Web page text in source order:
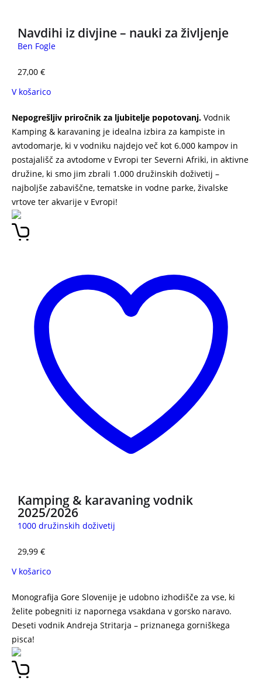
Navdihi iz divjine – nauki za življenje
Ben Fogle
27,00 €
V košarico
Nepogrešljiv priročnik za ljubitelje popotovanj. Vodnik
Kamping & karavaning je idealna izbira za kampiste in
avtodomarje, ki v vodniku najdejo več kot 6.000 kampov in
postajališč za avtodome v Evropi ter Severni Afriki, in aktivne
družine, ki smo jim zbrali 1.000 družinskih doživetij –
najboljše zabaviščne, tematske in vodne parke, živalske
vrtove ter akvarije v Evropi!
Kamping & karavaning vodnik
2025/2026
1000 družinskih doživetij
29,99 €
V košarico
Monografija Gore Slovenije je udobno izhodišče za vse, ki
želite pobegniti iz napornega vsakdana v gorsko naravo.
Deseti vodnik Andreja Stritarja – priznanega gorniškega
pisca!